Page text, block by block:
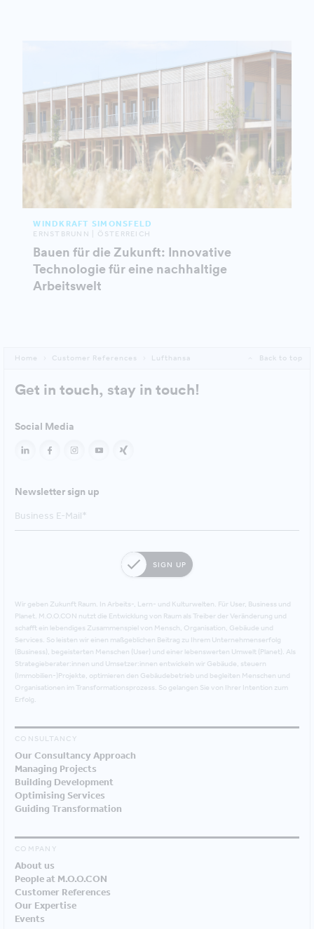
WINDKRAFT SIMONSFELD
ERNSTBRUNN | ÖSTERREICH
Bauen für die Zukunft: Innovative
Technologie für eine nachhaltige
Arbeitswelt
Home Customer References Lufthansa Back to top
Get in touch, stay in touch!
Social Media
Newsletter sign up
SIGN UP
Wir geben Zukunft Raum. In Arbeits-, Lern- und Kulturwelten. Für User, Business und
Planet. M.O.O.CON nutzt die Entwicklung von Raum als Treiber der Veränderung und
schafft ein lebendiges Zusammenspiel von Mensch, Organisation, Gebäude und
Services. So leisten wir einen maßgeblichen Beitrag zu Ihrem Unternehmenserfolg
(Business), begeisterten Menschen (User) und einer lebenswerten Umwelt (Planet). Als
Strategieberater:innen und Umsetzer:innen entwickeln wir Gebäude, steuern
(Immobilien-)Projekte, optimieren den Gebäudebetrieb und begleiten Menschen und
Organisationen im Transformationsprozess. So gelangen Sie von Ihrer Intention zum
Erfolg.
CONSULTANCY
Our Consultancy Approach
Managing Projects
Building Development
Optimising Services
Guiding Transformation
COMPANY
About us
People at M.O.O.CON
Customer References
Our Expertise
Events